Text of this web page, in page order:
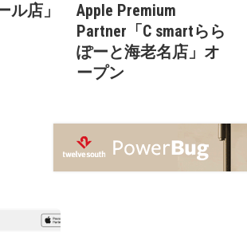
ル店」
Apple Premium
Partner「C smartらら
ぽーと海老名店」オ
ープン